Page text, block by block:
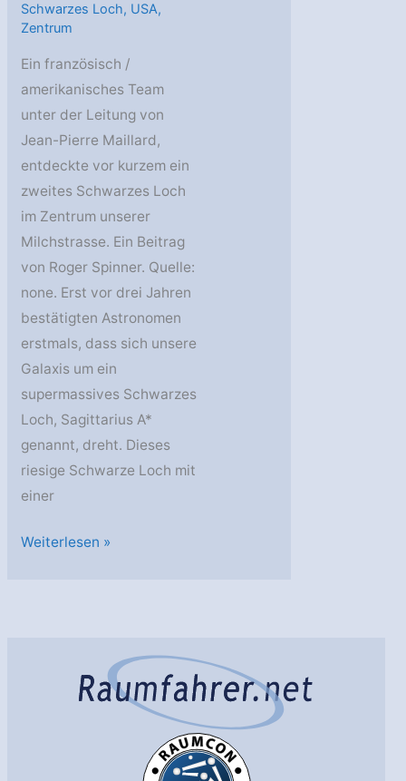
Schwarzes Loch, USA,
Zentrum
Ein französisch /
amerikanisches Team
unter der Leitung von
Jean-Pierre Maillard,
entdeckte vor kurzem ein
zweites Schwarzes Loch
im Zentrum unserer
Milchstrasse. Ein Beitrag
von Roger Spinner. Quelle:
none. Erst vor drei Jahren
bestätigten Astronomen
erstmals, dass sich unsere
Galaxis um ein
supermassives Schwarzes
Loch, Sagittarius A*
genannt, dreht. Dieses
riesige Schwarze Loch mit
einer
Neues
Weiterlesen »